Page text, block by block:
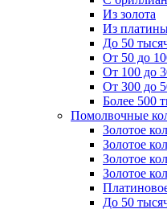
Из золота
Из
До 50
От 50 до
От 100 до
От 300 до
Более 500
Помолвочные
Золотое
Золотое
Золотое
Золотое
До 50